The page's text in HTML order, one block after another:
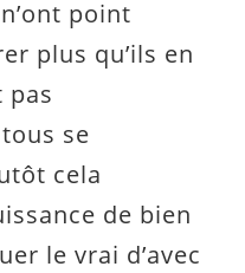
point
plus qu’ils en
pas
se
cela
de bien
le vrai d’avec